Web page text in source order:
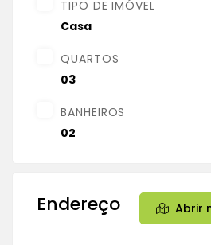
TIPO DE IMÓVEL
Casa
QUARTOS
03
BANHEIROS
02
Endereço Abrir